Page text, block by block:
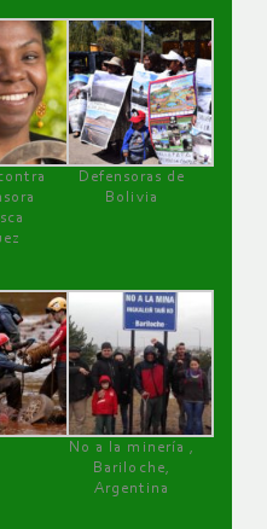
Defensoras de
Bolivia
No a la minería ,
Bariloche,
Argentina